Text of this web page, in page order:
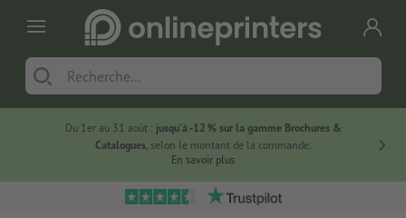
Du 1er au 31 août : jusqu’à -12 % sur la gamme Brochures &
Catalogues, selon le montant de la commande.
En savoir plus